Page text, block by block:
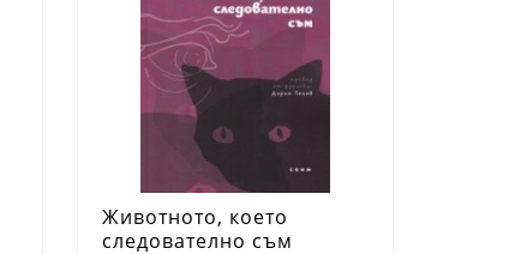
Животното, което
следователно съм